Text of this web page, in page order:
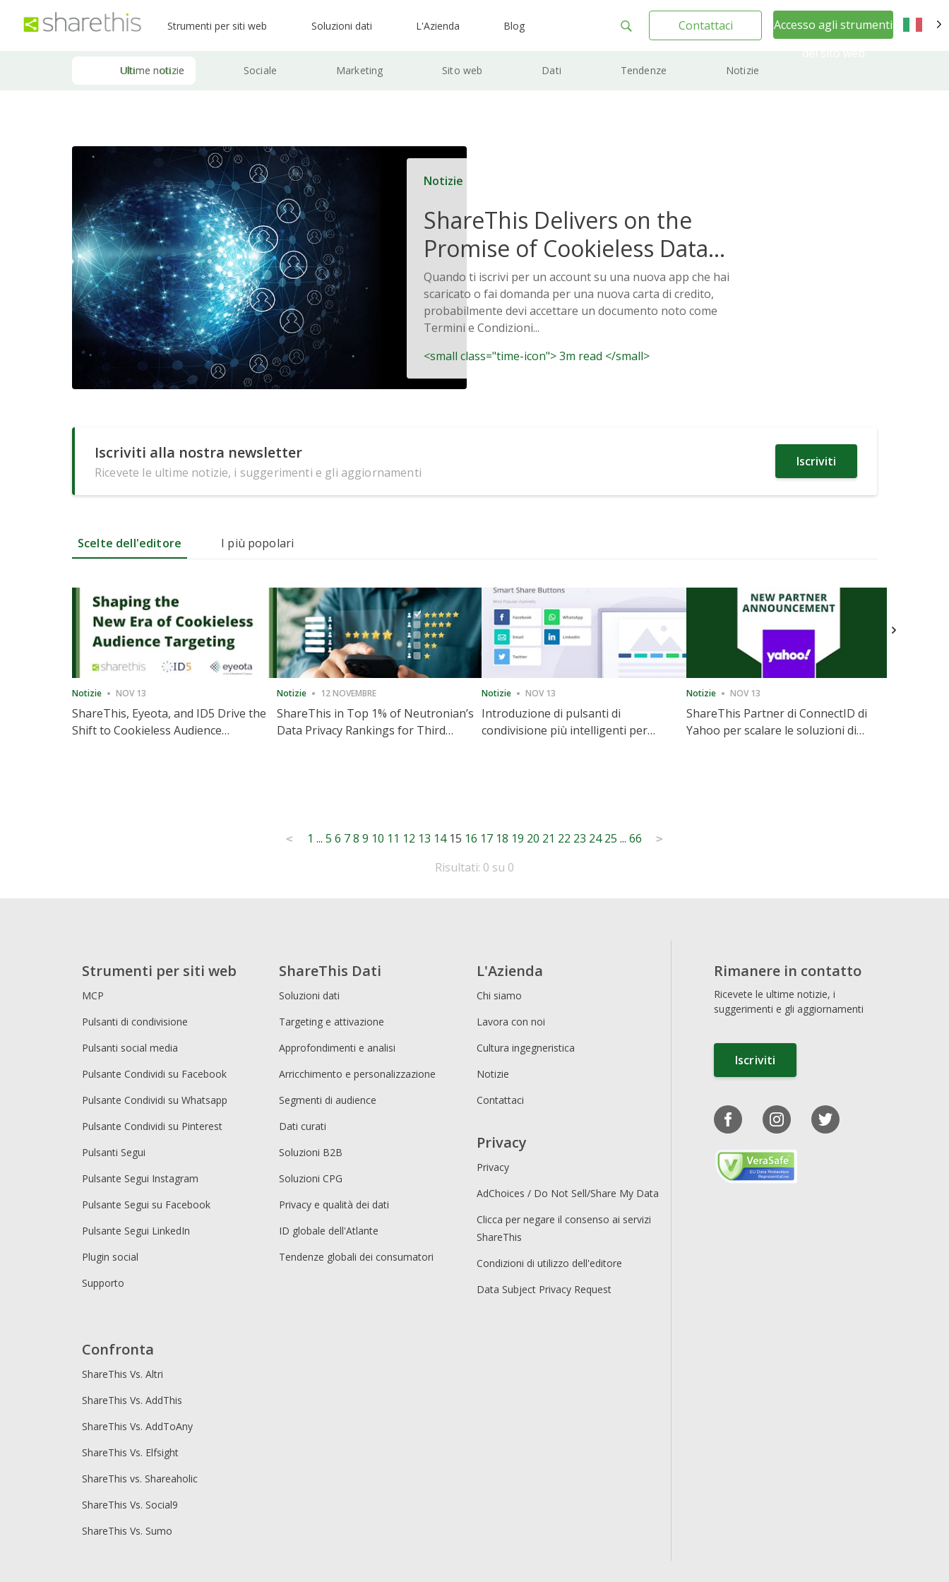
Strumenti per siti web Soluzioni dati L'Azienda Blog Contattaci
Accesso agli strumenti
Ultime notizie Sociale Marketing Sito web Dati Tendenze Notizie
Notizie
ShareThis Delivers on the
Promise of Cookieless Data
Solutions
Quando ti iscrivi per un account su una nuova app che hai
scaricato o fai domanda per una nuova carta di credito,
probabilmente devi accettare un documento noto come
Termini e Condizioni...
<small class="time-icon"> 3m read </small>
Iscriviti alla nostra newsletter
Ricevete le ultime notizie, i suggerimenti e gli aggiornamenti
Iscriviti
Scelte dell'editore I più popolari
Notizie NOV 13
ShareThis, Eyeota, and ID5 Drive the
Shift to Cookieless Audience
Notizie 12 NOVEMBRE
ShareThis in Top 1% of Neutronian’s
Data Privacy Rankings for Third
Notizie NOV 13
Introduzione di pulsanti di
condivisione più intelligenti per
Notizie NOV 13
ShareThis Partner di ConnectID di
Yahoo per scalare le soluzioni di
< 1 ... 5 6 78 9 10 11 12 13 14 15 16 17 18 19 20 21 22 23 24 25 ... 66 >
Risultati: 0 su 0
Strumenti per siti web
MCP
Pulsanti di condivisione
Pulsanti social media
Pulsante Condividi su Facebook
Pulsante Condividi su Whatsapp
Pulsante Condividi su Pinterest
Pulsanti Segui
Pulsante Segui Instagram
Pulsante Segui su Facebook
Pulsante Segui LinkedIn
Plugin social
Supporto
ShareThis Dati
Soluzioni dati
Targeting e attivazione
Approfondimenti e analisi
Arricchimento e personalizzazione
Segmenti di audience
Dati curati
Soluzioni B2B
Soluzioni CPG
Privacy e qualità dei dati
ID globale dell'Atlante
Tendenze globali dei consumatori
L'Azienda
Chi siamo
Lavora con noi
Cultura ingegneristica
Notizie
Contattaci
Privacy
Privacy
AdChoices / Do Not Sell/Share My Data
Clicca per negare il consenso ai servizi
ShareThis
Condizioni di utilizzo dell'editore
Data Subject Privacy Request
Confronta
ShareThis Vs. Altri
ShareThis Vs. AddThis
ShareThis Vs. AddToAny
ShareThis Vs. Elfsight
ShareThis vs. Shareaholic
ShareThis Vs. Social9
ShareThis Vs. Sumo
Rimanere in contatto
Ricevete le ultime notizie, i
suggerimenti e gli aggiornamenti
Iscriviti